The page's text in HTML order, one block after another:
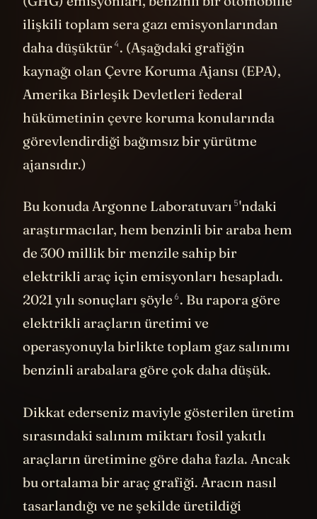
ilişkili toplam sera gazı emisyonlarından
daha düşüktür4. (Aşağıdaki grafiğin
kaynağı olan Çevre Koruma Ajansı (EPA),
Amerika Birleşik Devletleri federal
hükümetinin çevre koruma konularında
görevlendirdiği bağımsız bir yürütme
ajansıdır.)
Bu konuda Argonne Laboratuvarı 5'ndaki
araştırmacılar, hem benzinli bir araba hem
de 300 millik bir menzile sahip bir
elektrikli araç için emisyonları hesapladı.
2021 yılı sonuçları şöyle6. Bu rapora göre
elektrikli araçların üretimi ve
operasyonuyla birlikte toplam gaz salınımı
benzinli arabalara göre çok daha düşük.
Dikkat ederseniz maviyle gösterilen üretim
sırasındaki salınım miktarı fosil yakıtlı
araçların üretimine göre daha fazla. Ancak
bu ortalama bir araç grafiği. Aracın nasıl
tasarlandığı ve ne şekilde üretildiği